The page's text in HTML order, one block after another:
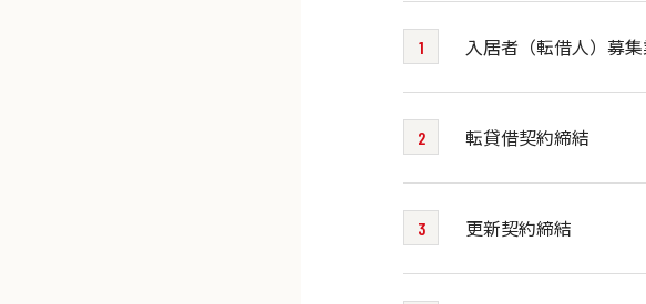
入居者（転借人）募
転貸借契約締結
更新契約締結